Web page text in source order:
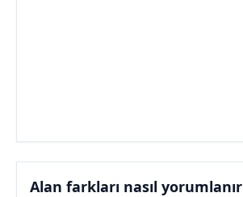
Alan farkları nasıl yorumlanır